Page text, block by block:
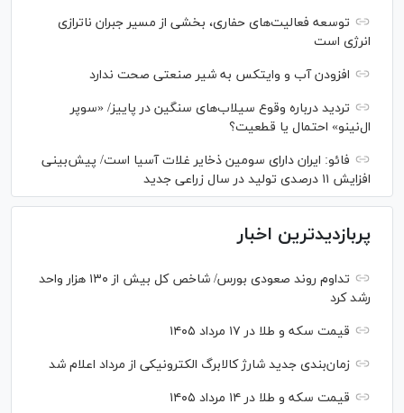
توسعه فعالیت‌های حفاری، بخشی از مسیر جبران ناترازی
انرژی است
افزودن آب و وایتکس به شیر صنعتی صحت ندارد
تردید درباره وقوع سیلاب‌های سنگین در پاییز/ «سوپر
ال‌نینو» احتمال یا قطعیت؟
فائو: ایران دارای سومین ذخایر غلات آسیا است/ پیش‌بینی
افزایش ۱۱ درصدی تولید در سال زراعی جدید
پربازدیدترین اخبار
تداوم روند صعودی بورس/ شاخص کل بیش از ۱۳۰ هزار واحد
رشد کرد
قیمت سکه و طلا در ۱۷ مرداد ۱۴۰۵
زمان‌بندی جدید شارژ کالابرگ الکترونیکی از مرداد اعلام شد
قیمت سکه و طلا در ۱۴ مرداد ۱۴۰۵